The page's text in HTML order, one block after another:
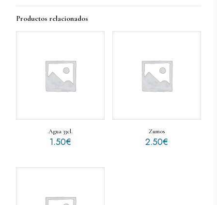
Productos relacionados
Agua 33cl.
1.50€
Zumos
2.50€